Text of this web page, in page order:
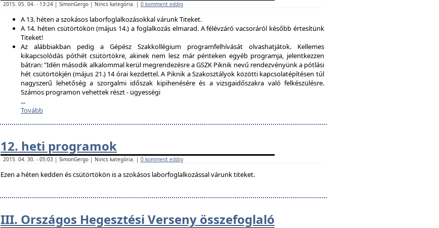
2015. 05. 04. - 13:24 | SimonGergo | Nincs kategória. | 0 komment eddig
A 13. héten a szokásos laborfoglalkozásokkal várunk Titeket.
A 14. héten csütörtökön (május 14.) a foglalkozás elmarad. A félévzáró vacsoráról később értesítünk
Titeket!
Az alábbiakban pedig a Gépész Szakkollégium programfelhívását olvashatjátok. Kellemes
kikapcsolódás póthét csütörtökre, akinek nem lesz már pénteken egyéb programja, jelentkezzen
bátran: "Idén második alkalommal kerül megrendezésre a GSZK Piknik nevű rendezvényünk a pótlási
hét csütörtökjén (május 21.) 14 órai kezdettel. A Piknik a Szakosztályok közötti kapcsolatépítésen túl
nagyszerű lehetőség a szorgalmi időszak kipihenésére és a vizsgaidőszakra való felkészülésre.
Számos programon vehettek részt - ügyességi
...
Tovább
12. heti programok
2015. 04. 30. - 05:03 | SimonGergo | Nincs kategória. | 0 komment eddig
Ezen a héten kedden és csütörtökön is a szokásos laborfoglalkozással várunk titeket.
III. Országos Hegesztési Verseny összefoglaló